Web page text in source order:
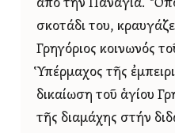
ἀπό τήν Παναγία.
σκοτάδι του,
Γρηγόριος κοινωνός
Ὑπέρμαχος τῆς
δικαίωση τοῦ ἁγίου
τῆς διαμάχης στήν